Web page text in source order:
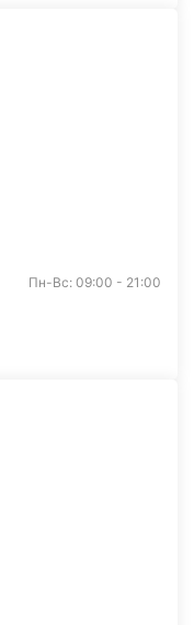
Пн-Вс: 09:00 - 21:00